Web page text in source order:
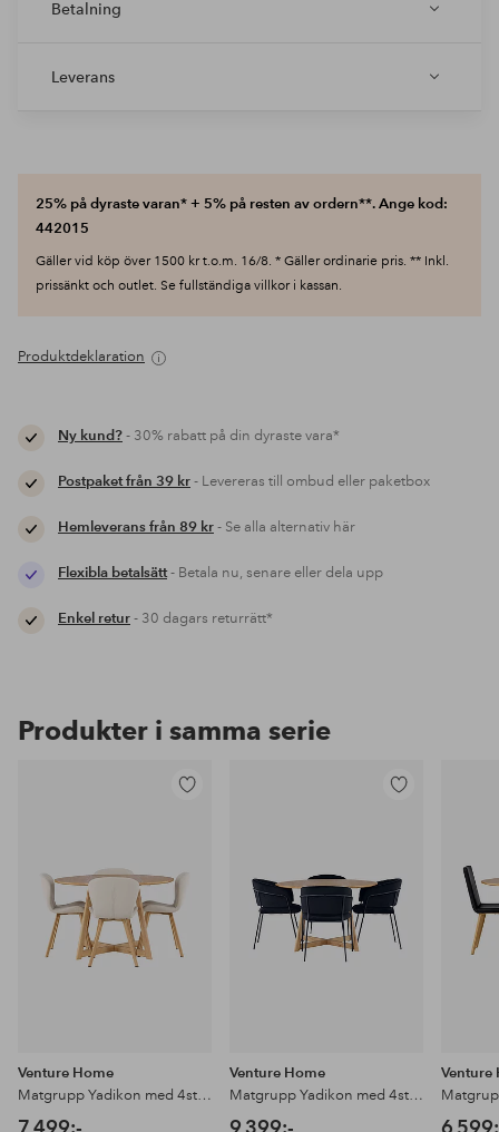
Betalning
Leverans
25% på dyraste varan* + 5% på resten av ordern**. Ange kod:
442015
Gäller vid köp över 1500 kr t.o.m. 16/8. * Gäller ordinarie pris. ** Inkl.
prissänkt och outlet. Se fullständiga villkor i kassan.
Produktdeklaration
Ny kund?- 30% rabatt på din dyraste vara*
Postpaket från 39 kr- Levereras till ombud eller paketbox
Hemleverans från 89 kr- Se alla alternativ här
Flexibla betalsätt- Betala nu, senare eller dela upp
Enkel retur- 30 dagars returrätt*
Produkter i samma serie
Venture Home
Matgrupp Yadikon med 4st stolar Lilja
7 499:-
Venture Home
Matgrupp Yadikon med 4st stolar Selma
9 399:-
Venture
6